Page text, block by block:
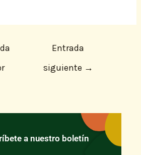
Entrada
siguiente →
a nuestro boletín